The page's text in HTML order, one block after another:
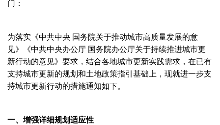
门：
为落实《中共中央 国务院关于推动城市高质量发展的意
见》《中共中央办公厅 国务院办公厅关于持续推进城市更
新行动的意见》要求，结合各地城市更新实践需求，在已有
支持城市更新的规划和土地政策指引基础上，现就进一步支
持城市更新行动的措施通知如下。
一、增强详细规划适应性